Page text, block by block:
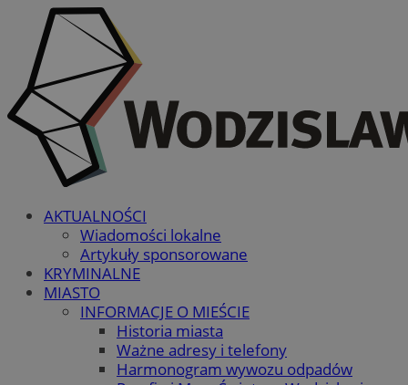
AKTUALNOŚCI
Wiadomości lokalne
Artykuły sponsorowane
KRYMINALNE
MIASTO
INFORMACJE O MIEŚCIE
Historia miasta
Ważne adresy i telefony
Harmonogram wywozu odpadów